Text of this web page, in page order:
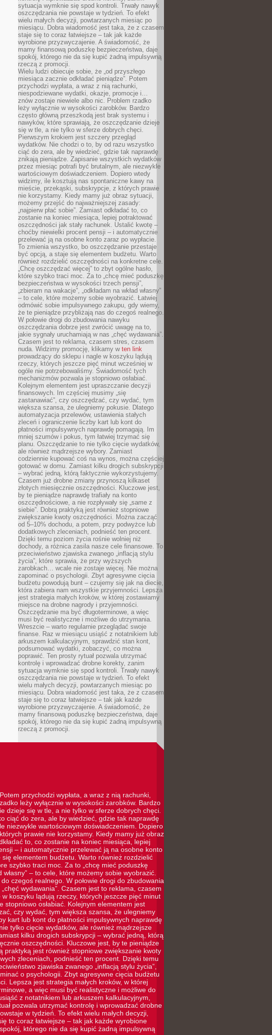
sytuacja wymknie się spod kontroli. Trwały nawyk
oszczędzania nie powstaje w tydzień. To efekt
wielu małych decyzji, powtarzanych miesiąc po
miesiącu. Dobra wiadomość jest taka, że z czasem
staje się to coraz łatwiejsze – tak jak każde
wyrobione przyzwyczajenie. A świadomość, że
mamy finansową poduszkę bezpieczeństwa, daje
spokój, którego nie da się kupić żadną impulsywną
rzeczą z promocji.
Wielu ludzi obiecuje sobie, że „od przyszłego
miesiąca zacznie odkładać pieniądze”. Potem
przychodzi wypłata, a wraz z nią rachunki,
niespodziewane wydatki, okazje, promocje i…
znów zostaje niewiele albo nic. Problem rzadko
leży wyłącznie w wysokości zarobków. Bardzo
często główną przeszkodą jest brak systemu i
nawyków, które sprawiają, że oszczędzanie dzieje
się w tle, a nie tylko w sferze dobrych chęci.
Pierwszym krokiem jest szczery przegląd
wydatków. Nie chodzi o to, by od razu wszystko
ciąć do zera, ale by wiedzieć, gdzie tak naprawdę
znikają pieniądze. Zapisanie wszystkich wydatków
przez miesiąc potrafi być brutalnym, ale niezwykle
wartościowym doświadczeniem. Dopiero wtedy
widzimy, ile kosztują nas spontaniczne kawy na
mieście, przekąski, subskrypcje, z których prawie
nie korzystamy. Kiedy mamy już obraz sytuacji,
możemy przejść do najważniejszej zasady:
„najpierw płać sobie”. Zamiast odkładać to, co
zostanie na koniec miesiąca, lepiej potraktować
oszczędności jak stały rachunek. Ustalić kwotę –
choćby niewielki procent pensji – i automatycznie
przelewać ją na osobne konto zaraz po wypłacie.
To zmienia wszystko, bo oszczędzanie przestaje
być opcją, a staje się elementem budżetu. Warto
również rozdzielić oszczędności na konkretne cele.
„Chcę oszczędzać więcej” to zbyt ogólne hasło,
które szybko traci moc. Za to „chcę mieć poduszkę
bezpieczeństwa w wysokości trzech pensji”,
„zbieram na wakacje”, „odkładam na wkład własny”
– to cele, które możemy sobie wyobrazić. Łatwiej
odmówić sobie impulsywnego zakupu, gdy wiemy,
że te pieniądze przybliżają nas do czegoś realnego.
W połowie drogi do zbudowania nawyku
oszczędzania dobrze jest zwrócić uwagę na to,
jakie sygnały uruchamiają w nas „chęć wydawania”.
Czasem jest to reklama, czasem stres, czasem
nuda. Widzimy promocję, klikamy w ten link
prowadzący do sklepu i nagle w koszyku lądują
rzeczy, których jeszcze pięć minut wcześniej w
ogóle nie potrzebowaliśmy. Świadomość tych
mechanizmów pozwala je stopniowo osłabiać.
Kolejnym elementem jest upraszczanie decyzji
finansowych. Im częściej musimy „się
zastanawiać”, czy oszczędzać, czy wydać, tym
większa szansa, że ulegniemy pokusie. Dlatego
automatyzacja przelewów, ustawienia stałych
zleceń i ograniczenie liczby kart lub kont do
płatności impulsywnych naprawdę pomagają. Im
mniej szumów i pokus, tym łatwiej trzymać się
planu. Oszczędzanie to nie tylko cięcie wydatków,
ale również mądrzejsze wybory. Zamiast
codziennie kupować coś na wynos, można częściej
gotować w domu. Zamiast kilku drogich subskrypcji
– wybrać jedną, którą faktycznie wykorzystujemy.
Czasem już drobne zmiany przynoszą kilkaset
złotych miesięcznie oszczędności. Kluczowe jest,
by te pieniądze naprawdę trafiały na konto
oszczędnościowe, a nie rozpływały się „same z
siebie”. Dobrą praktyką jest również stopniowe
zwiększanie kwoty oszczędności. Można zacząć
od 5–10% dochodu, a potem, przy podwyżce lub
dodatkowych zleceniach, podnieść ten procent.
Dzięki temu poziom życia rośnie wolniej niż
dochody, a różnica zasila nasze cele finansowe. To
przeciwieństwo zjawiska zwanego „inflacją stylu
życia”, które sprawia, że przy wyższych
zarobkach… wcale nie zostaje więcej. Nie można
zapominać o psychologii. Zbyt agresywne cięcia
budżetu powodują bunt – czujemy się jak na diecie,
która zabiera nam wszystkie przyjemności. Lepsza
jest strategia małych kroków, w której zostawiamy
miejsce na drobne nagrody i przyjemności.
Oszczędzanie ma być długoterminowe, a więc
musi być realistyczne i możliwe do utrzymania.
Wreszcie – warto regularnie przeglądać swoje
finanse. Raz w miesiącu usiąść z notatnikiem lub
arkuszem kalkulacyjnym, sprawdzić stan kont,
podsumować wydatki, zobaczyć, co można
poprawić. Ten prosty rytuał pozwala utrzymać
kontrolę i wprowadzać drobne korekty, zanim
sytuacja wymknie się spod kontroli. Trwały nawyk
oszczędzania nie powstaje w tydzień. To efekt
wielu małych decyzji, powtarzanych miesiąc po
miesiącu. Dobra wiadomość jest taka, że z czasem
staje się to coraz łatwiejsze – tak jak każde
wyrobione przyzwyczajenie. A świadomość, że
mamy finansową poduszkę bezpieczeństwa, daje
spokój, którego nie da się kupić żadną impulsywną
rzeczą z promocji.
przychodzi wypłata, a wraz z nią rachunki,
leży wyłącznie w wysokości zarobków. Bardzo
dzieje się w tle, a nie tylko w sferze dobrych chęci.
ciąć do zera, ale by wiedzieć, gdzie tak naprawdę
niezwykle wartościowym doświadczeniem. Dopiero
prawie nie korzystamy. Kiedy mamy już obraz
to, co zostanie na koniec miesiąca, lepiej
– i automatycznie przelewać ją na osobne konto
elementem budżetu. Warto również rozdzielić
szybko traci moc. Za to „chcę mieć poduszkę
– to cele, które możemy sobie wyobrazić.
czegoś realnego. W połowie drogi do zbudowania
wydawania”. Czasem jest to reklama, czasem
koszyku lądują rzeczy, których jeszcze pięć minut
osłabiać. Kolejnym elementem jest
czy wydać, tym większa szansa, że ulegniemy
kart lub kont do płatności impulsywnych naprawdę
tylko cięcie wydatków, ale również mądrzejsze
kilku drogich subskrypcji – wybrać jedną, którą
oszczędności. Kluczowe jest, by te pieniądze
praktyką jest również stopniowe zwiększanie kwoty
zleceniach, podnieść ten procent. Dzięki temu
zjawiska zwanego „inflacją stylu życia”,
o psychologii. Zbyt agresywne cięcia budżetu
Lepsza jest strategia małych kroków, w której
a więc musi być realistyczne i możliwe do
z notatnikiem lub arkuszem kalkulacyjnym,
pozwala utrzymać kontrolę i wprowadzać drobne
w tydzień. To efekt wielu małych decyzji,
to coraz łatwiejsze – tak jak każde wyrobione
którego nie da się kupić żadną impulsywną